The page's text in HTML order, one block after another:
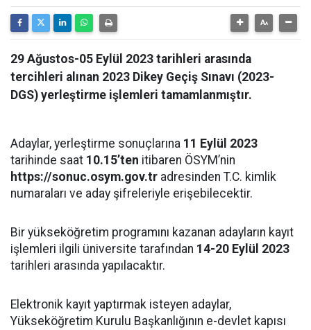
29 Ağustos-05 Eylül 2023 tarihleri arasında
tercihleri alınan 2023 Dikey Geçiş Sınavı (2023-
DGS) yerleştirme işlemleri tamamlanmıştır.
Adaylar, yerleştirme sonuçlarına 11 Eylül 2023
tarihinde saat 10.15’ten itibaren ÖSYM’nin
https://sonuc.osym.gov.tr adresinden T.C. kimlik
numaraları ve aday şifreleriyle erişebilecektir.
Bir yükseköğretim programını kazanan adayların kayıt
işlemleri ilgili üniversite tarafından 14-20 Eylül 2023
tarihleri arasında yapılacaktır.
Elektronik kayıt yaptırmak isteyen adaylar,
Yükseköğretim Kurulu Başkanlığının e-devlet kapısı